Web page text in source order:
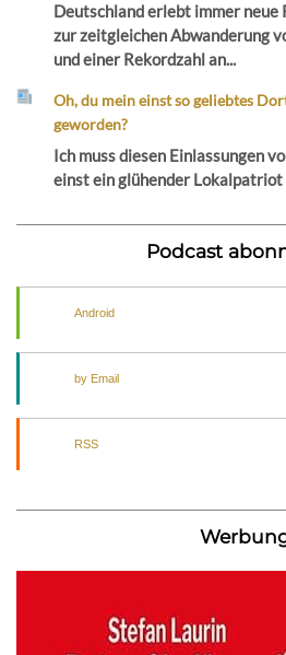
Deutschland erlebt immer neue
zur zeitgleichen Abwanderung
und einer Rekordzahl an...
Oh, du mein einst so geliebtes
geworden?
Ich muss diesen Einlassungen
einst ein glühender Lokalpatriot
Podcast
Android
by Email
RSS